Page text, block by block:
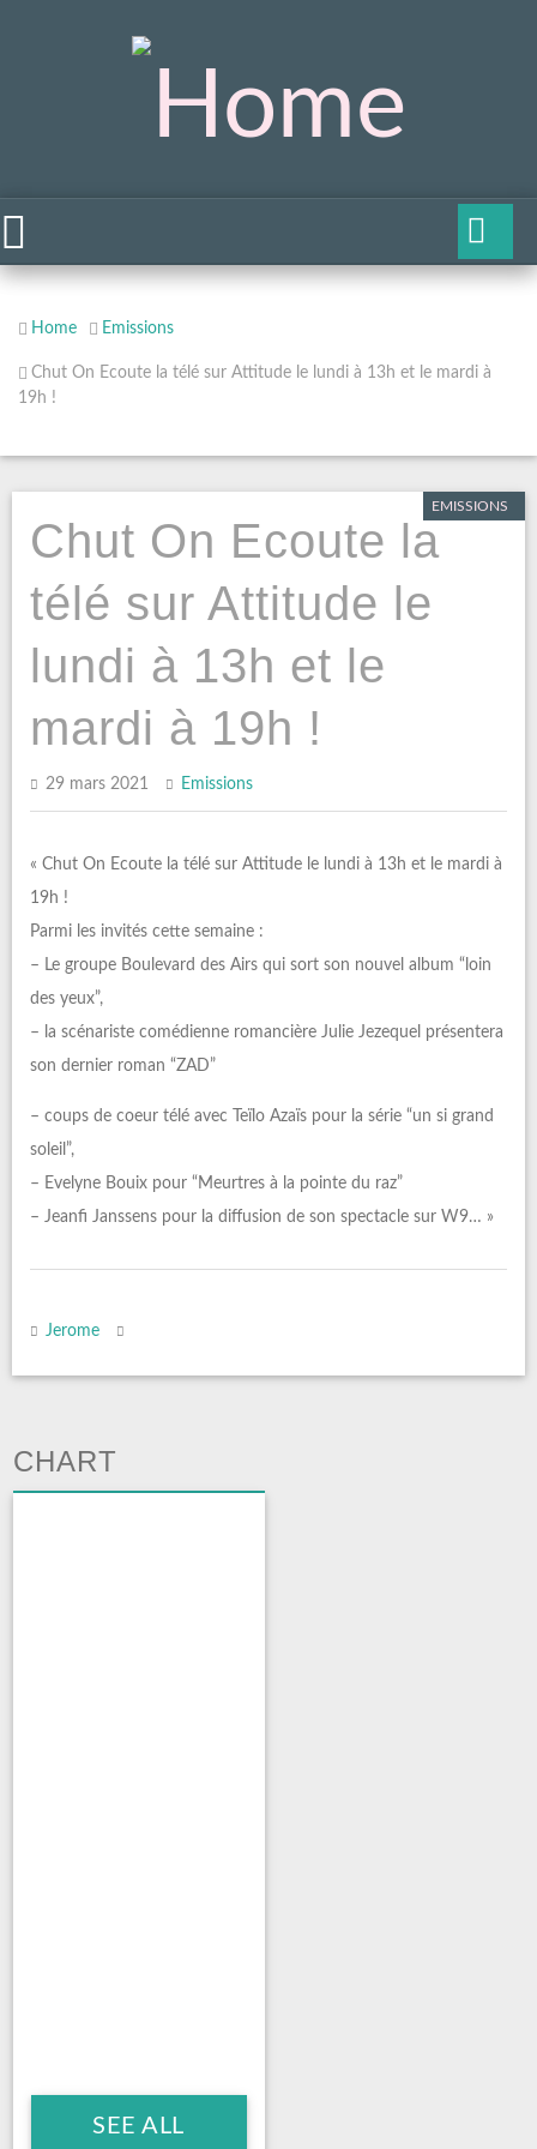
Home Emissions
Chut On Ecoute la télé sur Attitude le lundi à 13h et le mardi à
19h !
EMISSIONS
Chut On Ecoute la
télé sur Attitude le
lundi à 13h et le
mardi à 19h !
29 mars 2021 Emissions
« Chut On Ecoute la télé sur Attitude le lundi à 13h et le mardi à
19h !
Parmi les invités cette semaine :
– Le groupe Boulevard des Airs qui sort son nouvel album “loin
des yeux”,
– la scénariste comédienne romancière Julie Jezequel présentera
son dernier roman “ZAD”
– coups de coeur télé avec Teïlo Azaïs pour la série “un si grand
soleil”,
– Evelyne Bouix pour “Meurtres à la pointe du raz”
– Jeanfi Janssens pour la diffusion de son spectacle sur W9… »
Jerome
CHART
SEE ALL